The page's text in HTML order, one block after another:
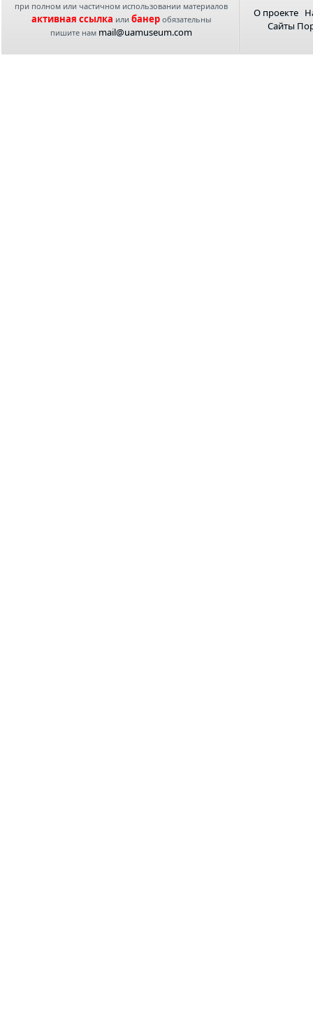
при полном или частичном использовании материалов
активная ссылка или банеробязательны
пишите нам mail@uamuseum.com
О проекте
Сайты